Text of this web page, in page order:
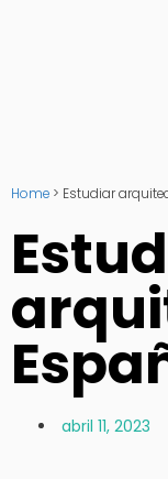
Home > Estudiar
abril 11, 2023